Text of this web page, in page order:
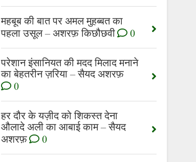
महबूब की बात पर अमल मुहब्बत का
पहला उसूल – अशरफ़ किछौछवी
0
परेशान इंसानियत की मदद मिलाद मनाने
का बेहतरीन ज़रिया – सैयद अशरफ़
0
हर दौर के यज़ीद को शिकस्त देना
औलादे अली का आबाई काम – सैयद
अशरफ़
0